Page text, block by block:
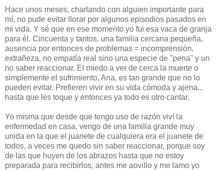
Hace unos meses, charlando con alguien importante para
mí, no pude evitar llorar por algunos episodios pasados en
mi vida. Y sé que en ese momento yo fui esa vaca de granja
para él. Cincuenta y tantos, una familia cercana pequeña,
ausencia por entonces de problemas = incomprensión,
extrañeza, no empatía real sino una especie de "pena" y un
no saber reaccionar. El miedo a ver de cerca la muerte o
simplemente el sufrimiento, Ana, es tan grande que no lo
pueden evitar. Prefieren vivir en su vida cómoda y ajena...
hasta que les toque y entonces ya todo es otro cantar.
Yo misma que desde que tengo uso de razón viví la
enfermedad en casa, vengo de una familia grande muy
unida en la que el juanete de cualquiera era el juanete de
todos, a veces me quedo sin saber reaccionar, porque soy
de las que huyen de los abrazos hasta que no estoy
preparada para recibirlos, antes me aovillo y me lamo yo